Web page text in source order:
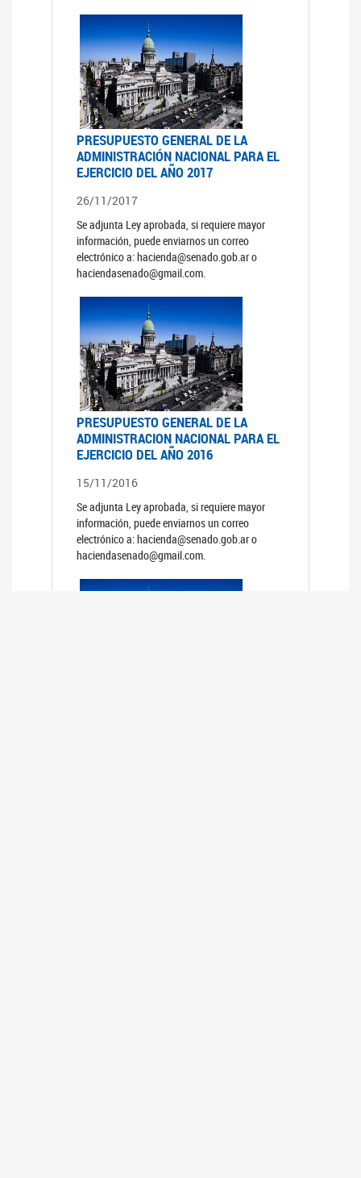
PRESUPUESTO GENERAL DE LA
ADMINISTRACIÓN NACIONAL PARA EL
EJERCICIO DEL AÑO 2017
26/11/2017
Se adjunta Ley aprobada, si requiere mayor
información, puede enviarnos un correo
electrónico a: hacienda@senado.gob.ar o
haciendasenado@gmail.com.
PRESUPUESTO GENERAL DE LA
ADMINISTRACION NACIONAL PARA EL
EJERCICIO DEL AÑO 2016
15/11/2016
Se adjunta Ley aprobada, si requiere mayor
información, puede enviarnos un correo
electrónico a: hacienda@senado.gob.ar o
haciendasenado@gmail.com.